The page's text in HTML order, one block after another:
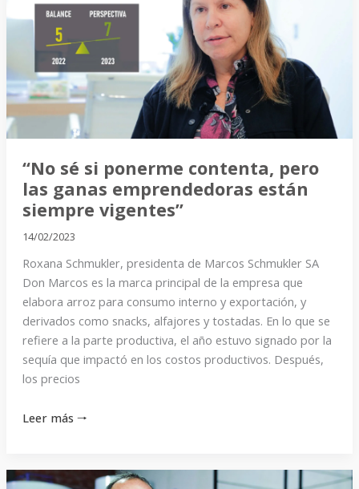
“No sé si ponerme contenta, pero
las ganas emprendedoras están
siempre vigentes”
14/02/2023
Roxana Schmukler, presidenta de Marcos Schmukler SA
Don Marcos es la marca principal de la empresa que
elabora arroz para consumo interno y exportación, y
derivados como snacks, alfajores y tostadas. En lo que se
refiere a la parte productiva, el año estuvo signado por la
sequía que impactó en los costos productivos. Después,
los precios
ponerme
contenta,
las
ganas
emprendedoras
están
siempre
vigentes”
Leer más 🠒
“Lo